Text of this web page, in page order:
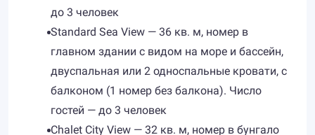
до 3 человек
Standard Sea View — 36 кв. м, номер в
главном здании с видом на море и бассейн,
двуспальная или 2 односпальные кровати, с
балконом (1 номер без балкона). Число
гостей — до 3 человек
Chalet City View — 32 кв. м, номер в бунгало